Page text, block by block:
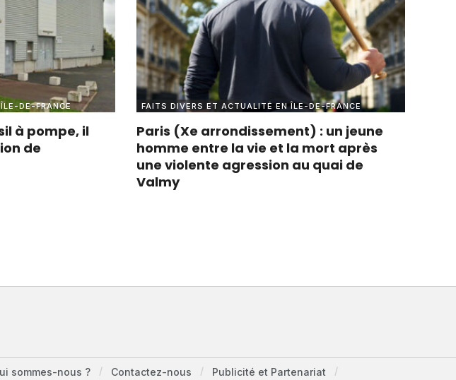
DE-FRANCE
à pompe, il
de
FAITS DIVERS ET ACTUALITÉ EN ÎLE-DE-FRANCE
Paris (Xe arrondissement) : un jeune
homme entre la vie et la mort après
une violente agression au quai de
Valmy
sommes-nous ? Contactez-nous Publicité et Partenariat